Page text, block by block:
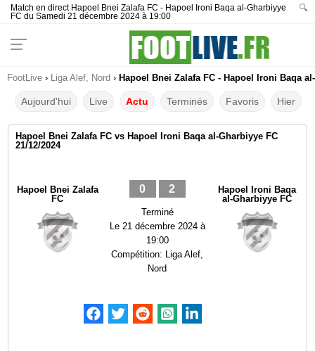
Match en direct Hapoel Bnei Zalafa FC - Hapoel Ironi Baqa al-Gharbiyye
FC du Samedi 21 décembre 2024 à 19:00
🔍
FootLive › Liga Alef, Nord › Hapoel Bnei Zalafa FC - Hapoel Ironi Baqa
Aujourd'hui Live Actu Terminés Favoris Hier
Hapoel Bnei Zalafa FC vs Hapoel Ironi Baqa al-Gharbiyye FC
21/12/2024
Hapoel Bnei Zalafa
FC
0 2
Terminé
Le 21 décembre 2024 à
19:00
Compétition: Liga Alef,
Nord
Hapoel Ironi Baqa
al-Gharbiyye FC